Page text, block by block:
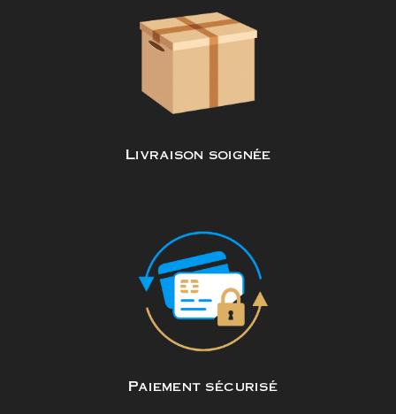
Livraison soignée
Paiement sécurisé